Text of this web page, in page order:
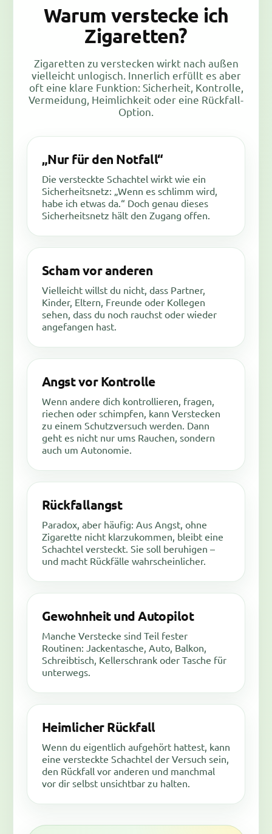
Warum verstecke ich
Zigaretten?
Zigaretten zu verstecken wirkt nach außen
vielleicht unlogisch. Innerlich erfüllt es aber
oft eine klare Funktion: Sicherheit, Kontrolle,
Vermeidung, Heimlichkeit oder eine Rückfall-
Option.
„Nur für den Notfall“
Die versteckte Schachtel wirkt wie ein
Sicherheitsnetz: „Wenn es schlimm wird,
habe ich etwas da.“ Doch genau dieses
Sicherheitsnetz hält den Zugang offen.
Scham vor anderen
Vielleicht willst du nicht, dass Partner,
Kinder, Eltern, Freunde oder Kollegen
sehen, dass du noch rauchst oder wieder
angefangen hast.
Angst vor Kontrolle
Wenn andere dich kontrollieren, fragen,
riechen oder schimpfen, kann Verstecken
zu einem Schutzversuch werden. Dann
geht es nicht nur ums Rauchen, sondern
auch um Autonomie.
Rückfallangst
Paradox, aber häufig: Aus Angst, ohne
Zigarette nicht klarzukommen, bleibt eine
Schachtel versteckt. Sie soll beruhigen –
und macht Rückfälle wahrscheinlicher.
Gewohnheit und Autopilot
Manche Verstecke sind Teil fester
Routinen: Jackentasche, Auto, Balkon,
Schreibtisch, Kellerschrank oder Tasche für
unterwegs.
Heimlicher Rückfall
Wenn du eigentlich aufgehört hattest, kann
eine versteckte Schachtel der Versuch sein,
den Rückfall vor anderen und manchmal
vor dir selbst unsichtbar zu halten.